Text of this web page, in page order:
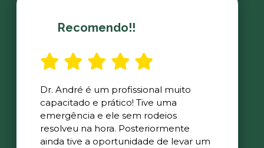
Recomendo!!
Dr. André é um profissional muito
capacitado e prático! Tive uma
emergência e ele sem rodeios
resolveu na hora. Posteriormente
ainda tive a oportunidade de levar um